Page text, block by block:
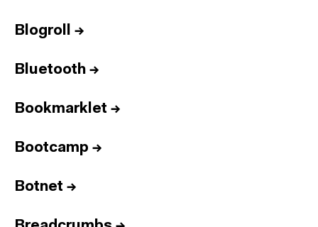
Blogroll →
Bluetooth →
Bookmarklet →
Bootcamp →
Botnet →